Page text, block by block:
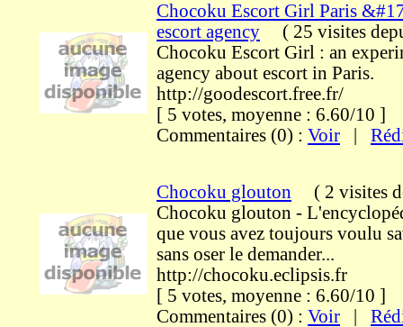
Chocoku Escort Girl Paris
escort agency ( 25 visites
Chocoku Escort Girl : an
agency about escort in Paris.
http://goodescort.free.fr/
[ 5 votes, moyenne : 6.60/10
Commentaires (0) : Voir
Chocoku glouton ( 2 visites
Chocoku glouton -
que vous avez toujours voulu
sans oser le demander...
http://chocoku.eclipsis.fr
[ 5 votes, moyenne : 6.60/10
Commentaires (0) : Voir